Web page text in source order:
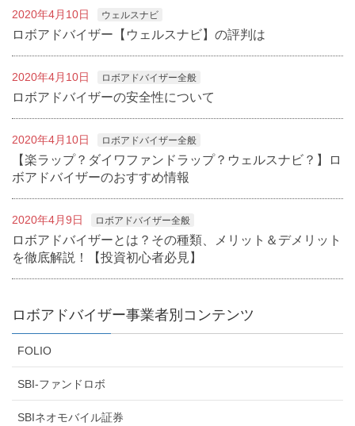
2020年4月10日 ウェルスナビ
ロボアドバイザー【ウェルスナビ】の評判は
2020年4月10日 ロボアドバイザー全般
ロボアドバイザーの安全性について
2020年4月10日 ロボアドバイザー全般
【楽ラップ？ダイワファンドラップ？ウェルスナビ？】ロ
ボアドバイザーのおすすめ情報
2020年4月9日 ロボアドバイザー全般
ロボアドバイザーとは？その種類、メリット＆デメリット
を徹底解説！【投資初心者必見】
ロボアドバイザー事業者別コンテンツ
FOLIO
SBI-ファンドロボ
SBIネオモバイル証券